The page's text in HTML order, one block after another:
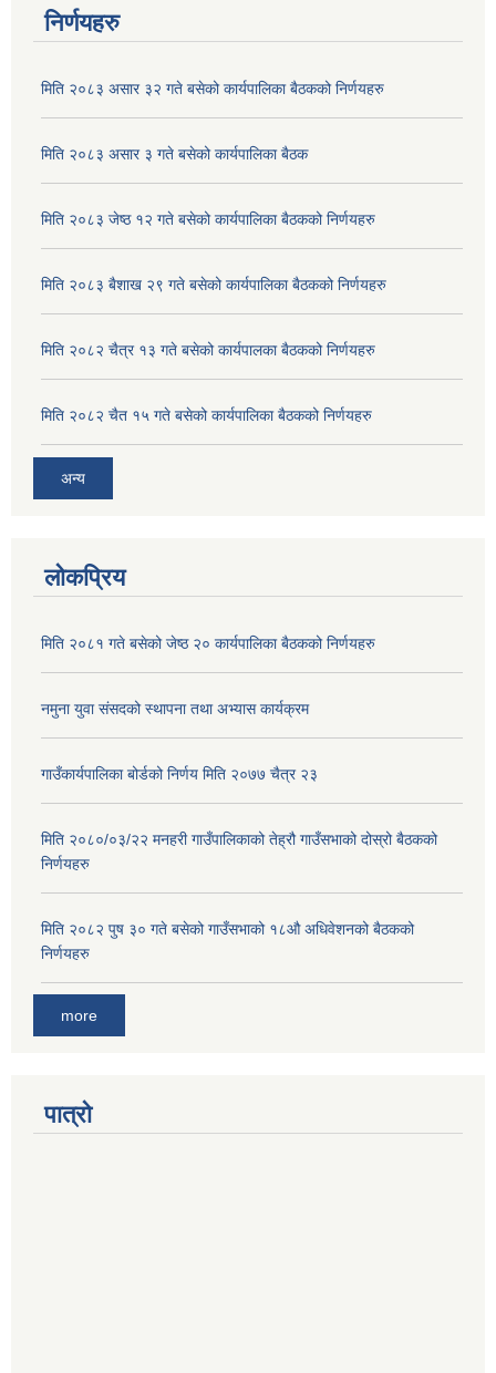
निर्णयहरु
मिति २०८३ असार ३२ गते बसेको कार्यपालिका बैठकको निर्णयहरु
मिति २०८३ असार ३ गते बसेको कार्यपालिका बैठक
मिति २०८३ जेष्ठ १२ गते बसेको कार्यपालिका बैठकको निर्णयहरु
मिति २०८३ बैशाख २९ गते बसेको कार्यपालिका बैठकको निर्णयहरु
मिति २०८२ चैत्र १३ गते बसेको कार्यपालका बैठकको निर्णयहरु
मिति २०८२ चैत १५ गते बसेको कार्यपालिका बैठकको निर्णयहरु
अन्य
लोकप्रिय
मिति २०८१ गते बसेको जेष्ठ २० कार्यपालिका बैठकको निर्णयहरु
नमुना युवा संसदको स्थापना तथा अभ्यास कार्यक्रम
गाउँकार्यपालिका बोर्डको निर्णय मिति २०७७ चैत्र २३
मिति २०८०/०३/२२ मनहरी गाउँपालिकाको तेह्रौ गाउँसभाको दोस्रो बैठकको
निर्णयहरु
मिति २०८२ पुष ३० गते बसेको गाउँसभाको १८औ अधिवेशनको बैठकको
निर्णयहरु
more
पात्रो